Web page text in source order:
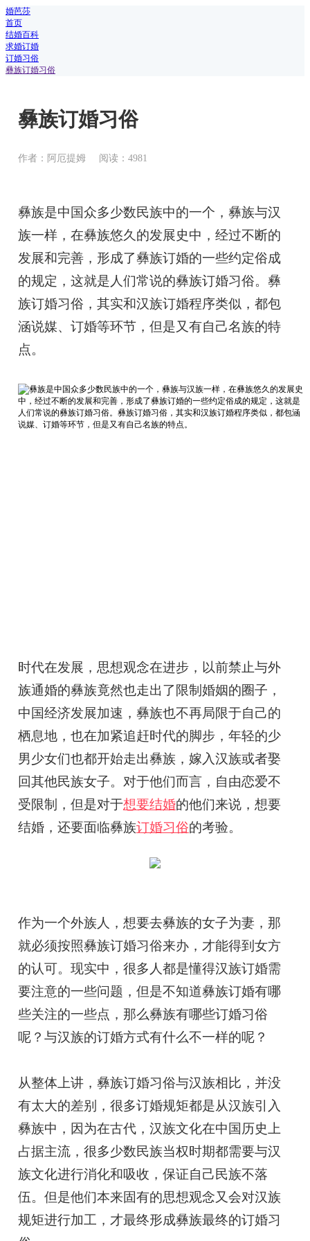
婚芭莎
首页
结婚百科
求婚订婚
订婚习俗
彝族订婚习俗
彝族订婚习俗
作者：阿厄提姆 阅读：4981
彝族是中国众多少数民族中的一个，彝族与汉
族一样，在彝族悠久的发展史中，经过不断的
发展和完善，形成了彝族订婚的一些约定俗成
的规定，这就是人们常说的彝族订婚习俗。彝
族订婚习俗，其实和汉族订婚程序类似，都包
涵说媒、订婚等环节，但是又有自己名族的特
点。
时代在发展，思想观念在进步，以前禁止与外
族通婚的彝族竟然也走出了限制婚姻的圈子，
中国经济发展加速，彝族也不再局限于自己的
栖息地，也在加紧追赶时代的脚步，年轻的少
男少女们也都开始走出彝族，嫁入汉族或者娶
回其他民族女子。对于他们而言，自由恋爱不
受限制，但是对于想要结婚的他们来说，想要
结婚，还要面临彝族订婚习俗的考验。
作为一个外族人，想要去彝族的女子为妻，那
就必须按照彝族订婚习俗来办，才能得到女方
的认可。现实中，很多人都是懂得汉族订婚需
要注意的一些问题，但是不知道彝族订婚有哪
些关注的一些点，那么彝族有哪些订婚习俗
呢？与汉族的订婚方式有什么不一样的呢？
从整体上讲，彝族订婚习俗与汉族相比，并没
有太大的差别，很多订婚规矩都是从汉族引入
彝族中，因为在古代，汉族文化在中国历史上
占据主流，很多少数民族当权时期都需要与汉
族文化进行消化和吸收，保证自己民族不落
伍。但是他们本来固有的思想观念又会对汉族
规矩进行加工，才最终形成彝族最终的订婚习